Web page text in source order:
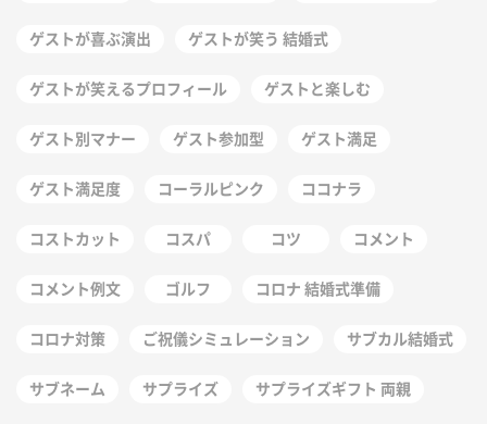
ゲストが喜ぶ演出 ゲストが笑う 結婚式
ゲストが笑えるプロフィール ゲストと楽しむ
ゲスト別マナー ゲスト参加型 ゲスト満足
ゲスト満足度 コーラルピンク ココナラ
コストカット コスパ コツ コメント
コメント例文 ゴルフ コロナ 結婚式準備
コロナ対策 ご祝儀シミュレーション サブカル結婚式
サブネーム サプライズ サプライズギフト 両親